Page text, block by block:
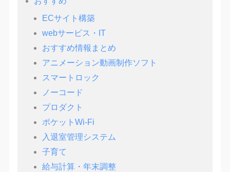
ECサイト構築
webサービス・IT
おすすめ情報まとめ
アニメーション動画制作ソフト
スマートロック
ノーコード
プロダクト
ポケットWi-Fi
入退室管理システム
子育て
給与計算・年末調整